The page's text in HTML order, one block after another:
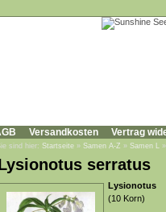
Versandkosten Vertrag
sind hier: Startseite » Samen A-Z » Samen L
serratus
Lysionotus
(10 Korn)